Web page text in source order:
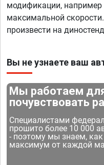
модификации, например
максимальной
произвести на
Вы не узнаете ваш
Мы работаем
почувствовать
Специалистами
прошито более 10 000
- поэтому мы знаем,
максимум от каждой